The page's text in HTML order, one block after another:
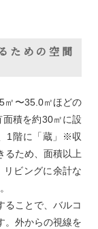
ための空間
㎡〜35.0㎡ほどの
積を約30㎡に設
1階に「蔵」※収
るため、面積以上
ビングに余計な
ることで、バルコ
。外からの視線を